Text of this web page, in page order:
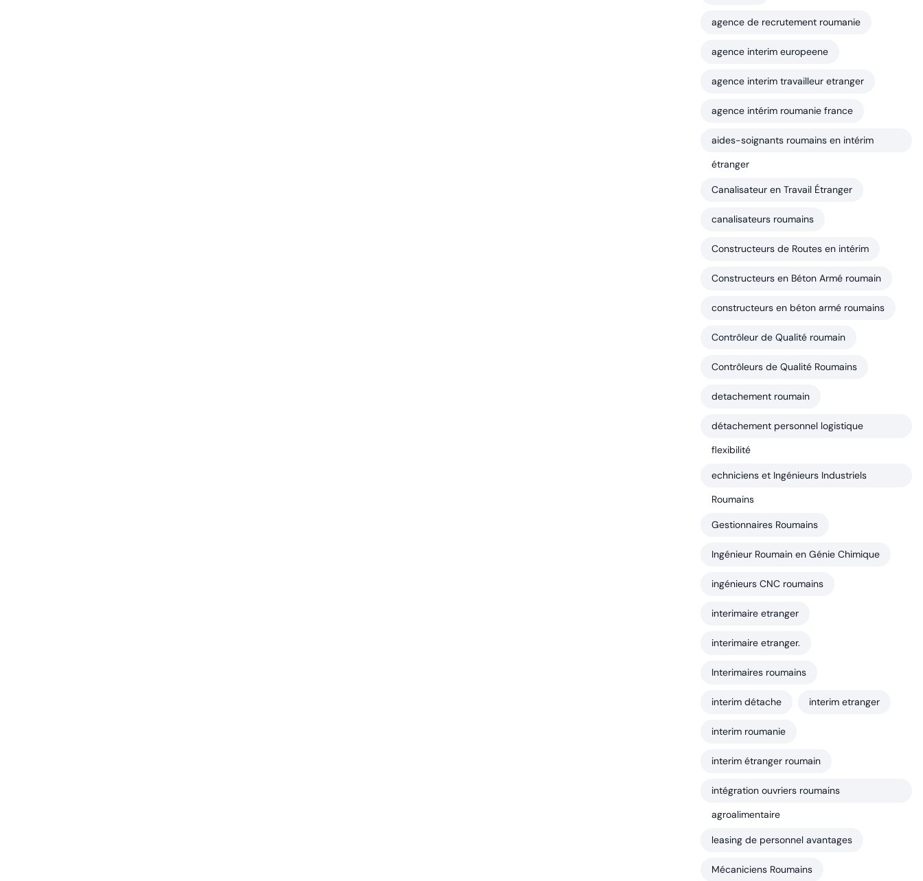
agence de recrutement roumanie
agence interim europeene
agence interim travailleur etranger
agence intérim roumanie france
aides-soignants roumains en intérim
étranger
Canalisateur en Travail Étranger
canalisateurs roumains
Constructeurs de Routes en intérim
Constructeurs en Béton Armé roumain
constructeurs en béton armé roumains
Contrôleur de Qualité roumain
Contrôleurs de Qualité Roumains
detachement roumain
détachement personnel logistique
flexibilité
echniciens et Ingénieurs Industriels
Roumains
Gestionnaires Roumains
Ingénieur Roumain en Génie Chimique
ingénieurs CNC roumains
interimaire etranger
interimaire etranger.
Interimaires roumains
interim détache interim etranger
interim roumanie
interim étranger roumain
intégration ouvriers roumains
agroalimentaire
leasing de personnel avantages
Mécaniciens Roumains